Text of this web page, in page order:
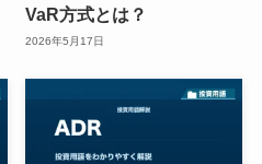
VaR方式とは？
2026年5月17日